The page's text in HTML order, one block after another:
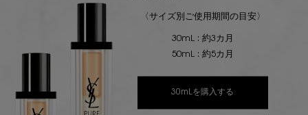
〈サイズ別ご使用期間の目安〉
30mL : 約3カ月
50mL : 約5カ月
30mLを購入する